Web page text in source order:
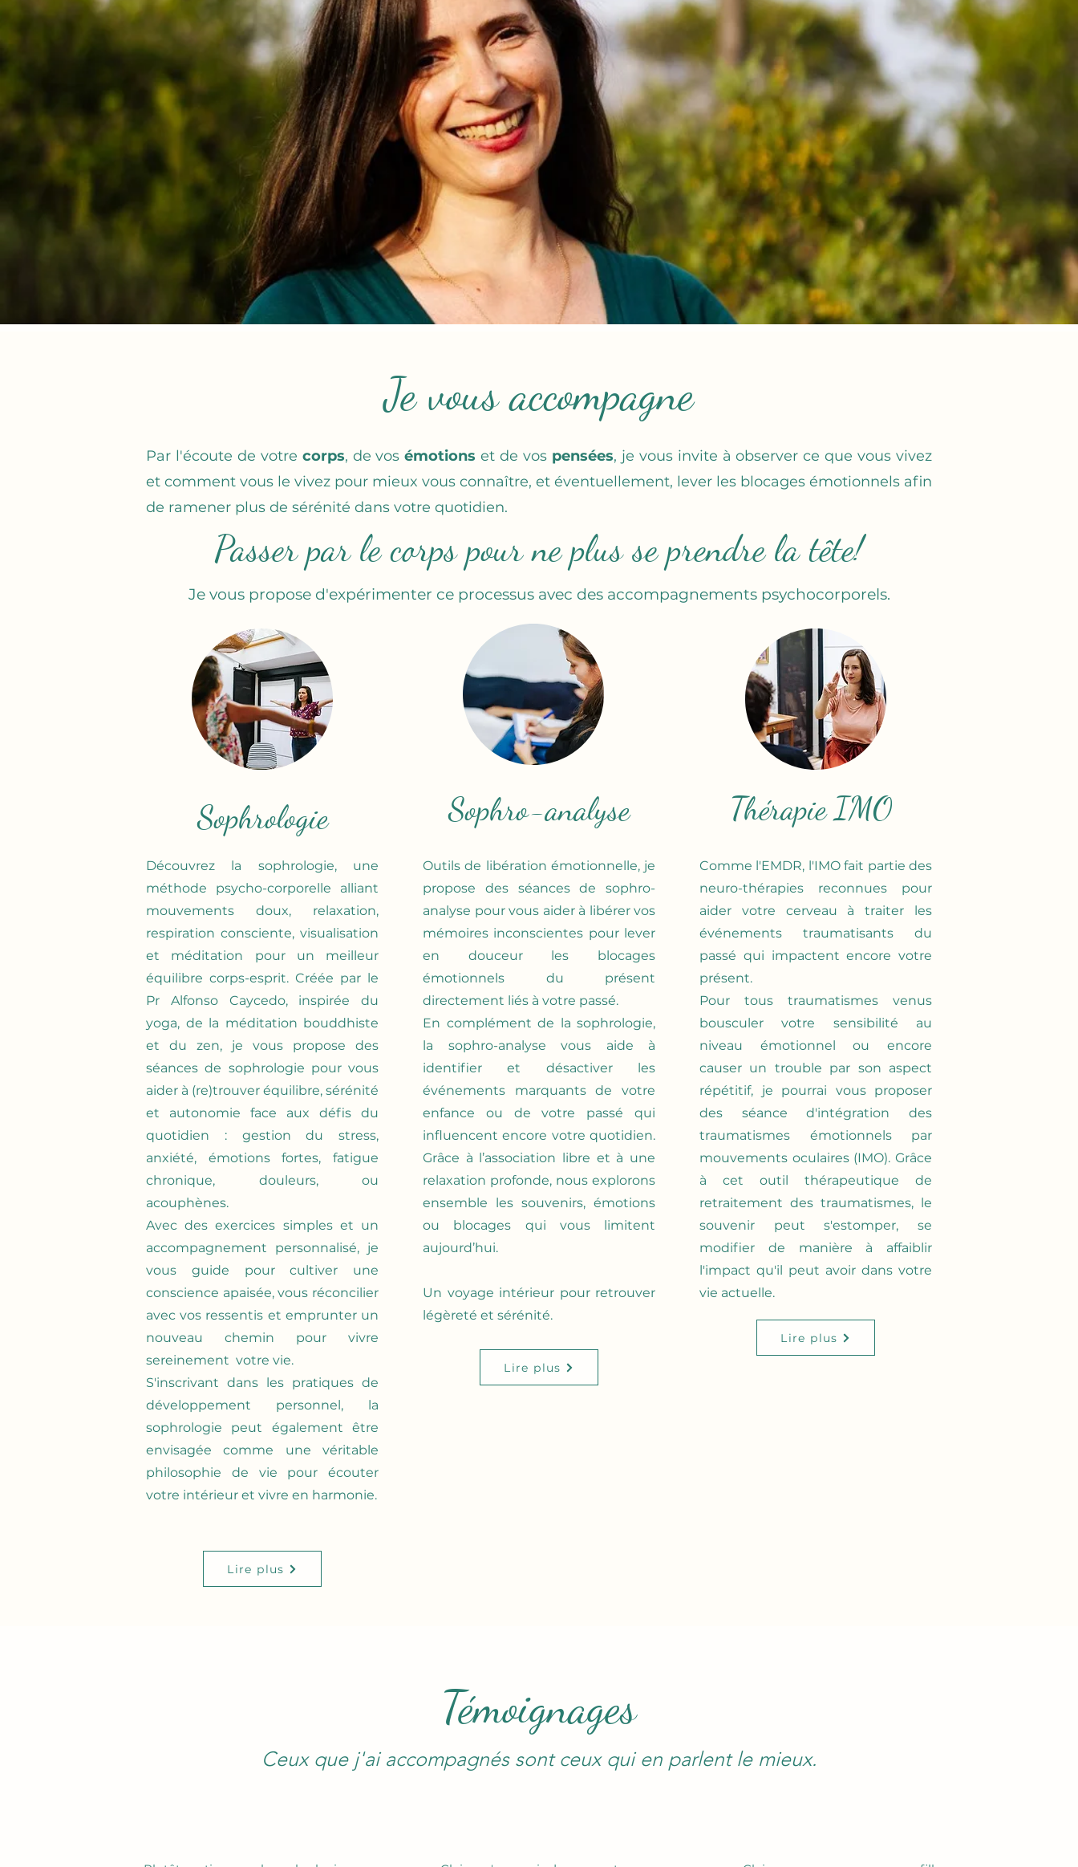
Je vous accompagne
Par l'écoute de votre corps, de vosémotions et de vos pensées, je vous invite à observer ce que vous vivez
et comment vous le vivez pour mieux vous connaître, et éventuellement, lever les blocages émotionnels afin
de ramener plus de sérénité dans votre quotidien.
Passer par le corps pour ne plus se prendre la tête!
Je vous propose d'expérimenter ce processus avec des accompagnements psychocorporels.
Sophrologie Sophro-analyse Thérapie IMO
Lire plus
Lire plus
Découvrez la sophrologie, une
méthode psycho-corporelle alliant
mouvements doux, relaxation,
respiration consciente, visualisation
et méditation pour un meilleur
équilibre corps-esprit. Créée par le
Pr Alfonso Caycedo, inspirée du
yoga, de la méditation bouddhiste
et du zen, je vous propose des
séances de sophrologie pour vous
aider à (re)trouver équilibre, sérénité
et autonomie face aux défis du
quotidien : gestion du stress,
anxiété, émotions fortes, fatigue
chronique, douleurs, ou
acouphènes.
Avec des exercices simples et un
accompagnement personnalisé, je
vous guide pour cultiver une
conscience apaisée, vous réconcilier
avec vos ressentis et emprunter un
nouveau chemin pour vivre
sereinement votre vie.
S'inscrivant dans les pratiques de
développement personnel, la
sophrologie peut également être
envisagée comme une véritable
philosophie de vie pour écouter
votre intérieur et vivre en harmonie.
Outils de libération émotionnelle, je
propose des séances de sophro-
analyse pour vous aider à libérer vos
mémoires inconscientes pour lever
en douceur les blocages
émotionnels du présent
directement liés à votre passé.
En complément de la sophrologie,
la sophro-analyse vous aide à
identifier et désactiver les
événements marquants de votre
enfance ou de votre passé qui
influencent encore votre quotidien.
Grâce à l’association libre et à une
relaxation profonde, nous explorons
ensemble les souvenirs, émotions
ou blocages qui vous limitent
aujourd’hui.
Un voyage intérieur pour retrouver
légèreté et sérénité.
Comme l'EMDR, l'IMO fait partie des
neuro-thérapies reconnues pour
aider votre cerveau à traiter les
événements traumatisants du
passé qui impactent encore votre
présent.
Pour tous traumatismes venus
bousculer votre sensibilité au
niveau émotionnel ou encore
causer un trouble par son aspect
répétitif, je pourrai vous proposer
des séance d'intégration des
traumatismes émotionnels par
mouvements oculaires (IMO). Grâce
à cet outil thérapeutique de
retraitement des traumatismes, le
souvenir peut s'estomper, se
modifier de manière à affaiblir
l'impact qu'il peut avoir dans votre
vie actuelle.
Lire plus
Témoignages
Ceux que j'ai accompagnés sont ceux qui en parlent le mieux.